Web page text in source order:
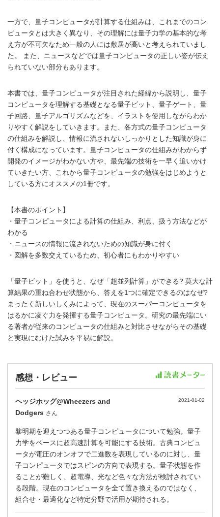
一方で、量子コンピュータが計算する仕組みは、これまでのコン
ピュータとは大きく異なり、その理解には量子力学の基本的な考
え方が不可欠なため一般の人には敷居が高いと考えられていまし
た。 また、ニュースなどでは量子コンピュータの正しい姿が伝え
られていない部分もあります。
本書では、量子コンピュータが注目された経緯から説明し、量子
コンピュータを理解する基礎となる量子ビット、量子ゲート、量
子回路、量子アルゴリズムなどを、イラストを使用しながらわか
りやすく解説をしていきます。また、各方式の量子コンピュータ
の仕組みを解説し、情報に流されないしっかりとした知識が身に
付く構成になっています。量子コンピュータの仕組みがわからず
開発のイメージがわかない方や、最先端の技術を一早く追いかけ
ていきたい方、これから量子コンピュータの勉強をはじめようと
している方にオススメの1冊です。
【本書のポイント】
・量子コンピュータによる計算の仕組み、利点、扱う方法などが
わかる
・ニュースの情報に流されないための知識が身に付く
・図解を多数交えているため、初心者にもわかりやすい
「量子ビット」を使うと、なぜ「超並列計算」ができる? 莫大な計
算結果の重ね合わせ状態から、答えを1つに確定できるのはなぜ?
まったく新しいしくみによって、現在のスーパーコンピュータを
はるかに凌ぐ力を発揮する量子コンピュータ。研究の最先端にい
る著者が従来のコンピュータの仕組みと対比させながらその基礎
と実現にむけた試みを平易に解説。
感想・レビュー
ヘッジホッグ@Wheezers and
Dodgers さん
2021-01-02
黎明期を迎えつつある量子コンピュータについて勉強。量子
力学をベースに超高速計算を可能にする技術。古典コンピュ
ータが電圧のオンオフで二進数を表現しているのに対し、量
子コンピュータではスピンの方向で表現する。量子状態を作
ることが難しく、超電導、光など色々な方法が検討されてい
る段階。現在のコンピュータを全て置き換えるのではなく、
組合せ・最適化など特定分野で活用が期待される。